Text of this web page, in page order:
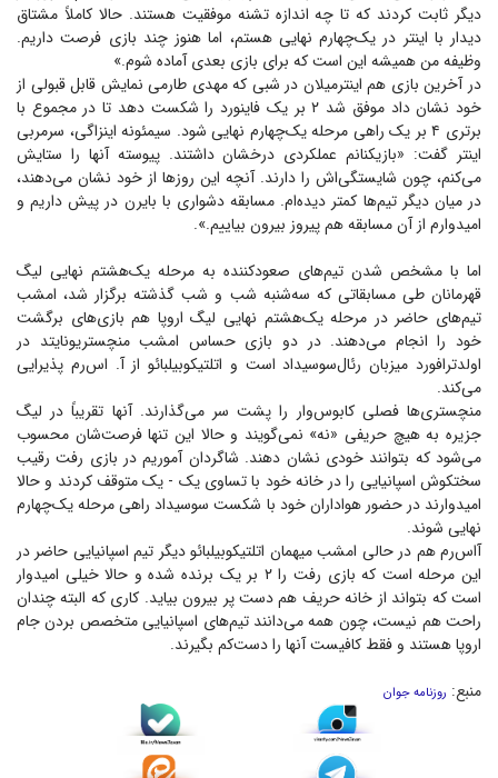
دیگر ثابت کردند که تا چه اندازه تشنه موفقیت هستند. حالا کاملاً مشتاق
دیدار با اینتر در یک‌چهارم نهایی هستم، اما هنوز چند بازی فرصت داریم.
وظیفه من همیشه این است که برای بازی بعدی آماده شوم.»
در آخرین بازی هم اینترمیلان در شبی که مهدی طارمی نمایش قابل قبولی از
خود نشان داد موفق شد ۲ بر یک فاینورد را شکست دهد تا در مجموع با
برتری ۴ بر یک راهی مرحله یک‌چهارم نهایی شود. سیمئونه اینزاگی، سرمربی
اینتر گفت: «بازیکنانم عملکردی درخشان داشتند. پیوسته آنها را ستایش
می‌کنم، چون شایستگی‌اش را دارند. آنچه این روز‌ها از خود نشان می‌دهند،
در میان دیگر تیم‌ها کمتر دیده‌ام. مسابقه دشواری با بایرن در پیش داریم و
امیدوارم از آن مسابقه هم پیروز بیرون بیاییم.».
اما با مشخص شدن تیم‌های صعود‌کننده به مرحله یک‌هشتم نهایی لیگ
قهرمانان طی مسابقاتی که سه‌شنبه شب و شب گذشته برگزار شد، امشب
تیم‌های حاضر در مرحله یک‌هشتم نهایی لیگ اروپا هم بازی‌های برگشت
خود را انجام می‌دهند. در دو بازی حساس امشب منچستریونایتد در
اولدترافورد میزبان رئال‌سوسیداد است و اتلتیکوبیلبائو از آ. اس‌رم پذیرایی
می‌کند.
منچستری‌ها فصلی کابوس‌وار را پشت سر می‌گذارند. آنها تقریباً در لیگ
جزیره به هیچ حریفی «نه» نمی‌گویند و حالا این تنها فرصت‌شان محسوب
می‌شود که بتوانند خودی نشان دهند. شاگردان آموریم در بازی رفت رقیب
سختکوش اسپانیایی را در خانه خود با تساوی یک - یک متوقف کردند و حالا
امیدوارند در حضور هواداران خود با شکست سوسیداد راهی مرحله یک‌چهارم
نهایی شوند.
آ‌اس‌رم هم در حالی امشب میهمان اتلتیکو‌بیلبائو دیگر تیم اسپانیایی حاضر در
این مرحله است که بازی رفت را ۲ بر یک برنده شده و حالا خیلی امیدوار
است که بتواند از خانه حریف هم دست پر بیرون بیاید. کاری که البته چندان
راحت هم نیست، چون همه می‌دانند تیم‌های اسپانیایی متخصص بردن جام
اروپا هستند و فقط کافیست آنها را دست‌کم بگیرند.
منبع: روزنامه جوان